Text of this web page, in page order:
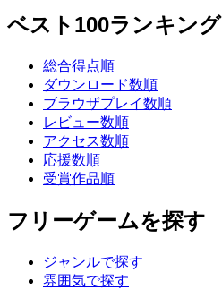
ベスト100ランキング
総合得点順
ダウンロード数順
ブラウザプレイ数順
レビュー数順
アクセス数順
応援数順
受賞作品順
フリーゲームを探す
ジャンルで探す
雰囲気で探す